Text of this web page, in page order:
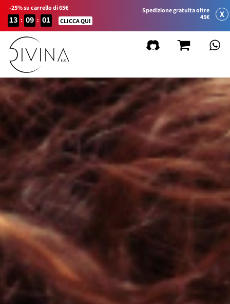
-25% su carrello di 65€
13 : 09 : 01 CLICCA QUI
Spedizione gratuita oltre
45€
X
FILTRA
per Linea di Prodotto
Natural&Amazing
Curly Summer
Curl Balance
Sport&Go
Gift Card
per Beneficio
per Tipo di Capelli